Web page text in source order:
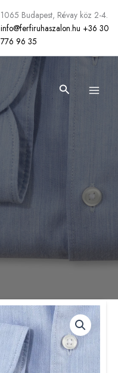
1065 Budapest, Révay köz 2-4.
info@ferfiruhaszalon.hu +36 30
776 96 35
Search